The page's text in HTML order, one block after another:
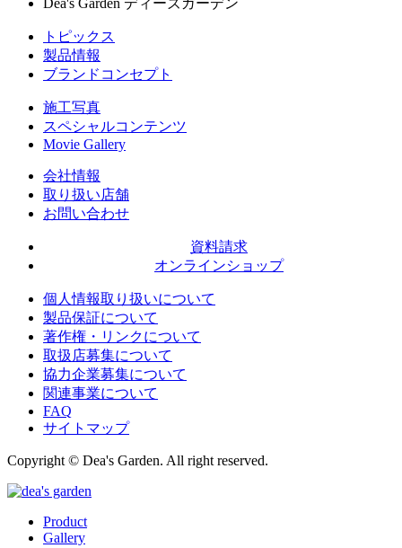
Dea's Garden ディーズガーデン
トピックス
製品情報
ブランドコンセプト
施工写真
スペシャルコンテンツ
Movie Gallery
会社情報
取り扱い店舗
お問い合わせ
資料請求
オンラインショップ
個人情報取り扱いについて
製品保証について
著作権・リンクについて
取扱店募集について
協力企業募集について
関連事業について
FAQ
サイトマップ
Copyright © Dea's Garden. All right reserved.
Product
Gallery